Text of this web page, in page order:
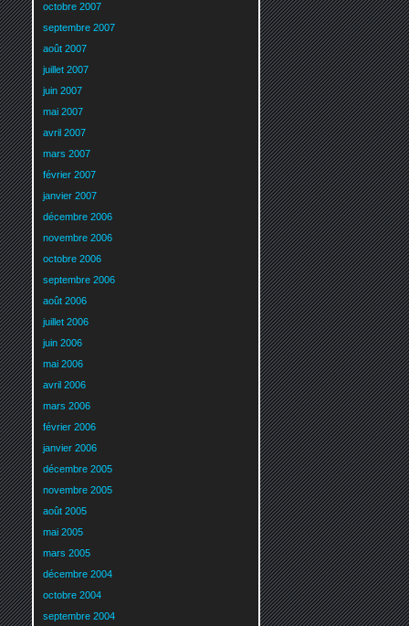
octobre 2007
septembre 2007
août 2007
juillet 2007
juin 2007
mai 2007
avril 2007
mars 2007
février 2007
janvier 2007
décembre 2006
novembre 2006
octobre 2006
septembre 2006
août 2006
juillet 2006
juin 2006
mai 2006
avril 2006
mars 2006
février 2006
janvier 2006
décembre 2005
novembre 2005
août 2005
mai 2005
mars 2005
décembre 2004
octobre 2004
septembre 2004